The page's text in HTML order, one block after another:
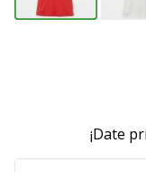
¡Conviértete
consideras¡Date